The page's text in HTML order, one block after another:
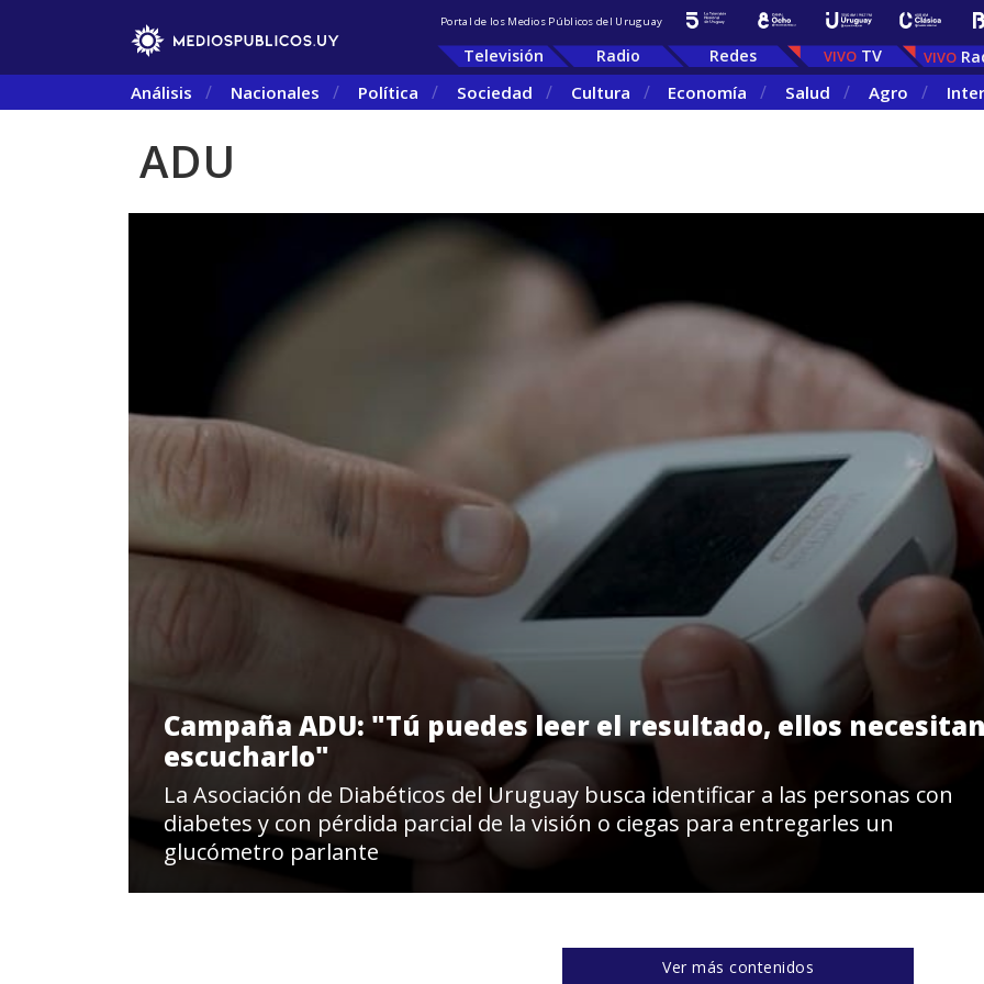
Portal de los Medios Públicos del Uruguay
Televisión Radio Redes TV
Análisis Nacionales Política Sociedad Cultura Economía Salud Agro
ADU
Campaña ADU: "Tú puedes leer el resultado, ellos
escucharlo"
La Asociación de Diabéticos del Uruguay busca identificar a las personas con
diabetes y con pérdida parcial de la visión o ciegas para entregarles un
glucómetro parlante
Ver más contenidos